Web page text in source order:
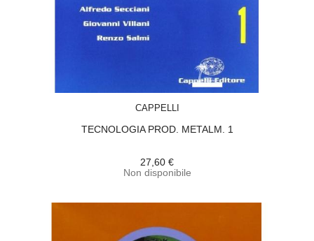
CAPPELLI
TECNOLOGIA PROD. METALM. 1
27,60 €
Non disponibile